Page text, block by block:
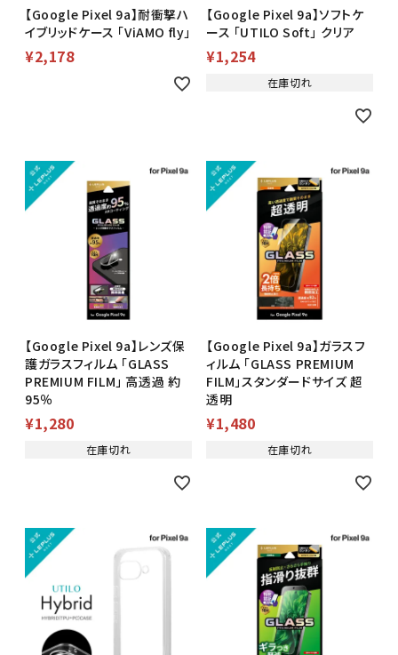
【Google Pixel 9a】耐衝撃ハ
イブリッドケース 「ViAMO fly」
¥2,178
【Google Pixel 9a】ソフトケ
ース 「UTILO Soft」 クリア
¥1,254
在庫切れ
【Google Pixel 9a】レンズ保
護ガラスフィルム 「GLASS
PREMIUM FILM」 高透過 約
95％
¥1,280
在庫切れ
【Google Pixel 9a】ガラスフ
ィルム 「GLASS PREMIUM
FILM」スタンダードサイズ 超
透明
¥1,480
在庫切れ